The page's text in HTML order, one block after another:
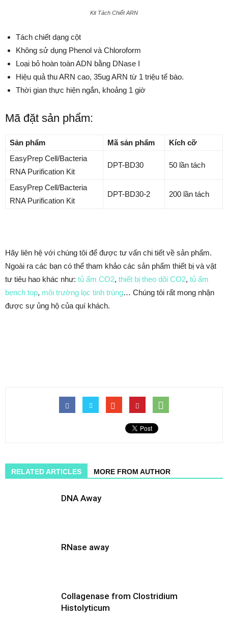
Kit Tách Chiết ARN
Tách chiết dạng cột
Không sử dụng Phenol và Chloroform
Loại bỏ hoàn toàn ADN bằng DNase I
Hiệu quả thu ARN cao, 35ug ARN từ 1 triệu tế bào.
Thời gian thực hiện ngắn, khoảng 1 giờ
Mã đặt sản phẩm:
Sản phẩm Mã sản phẩm
Kích cỡ
EasyPrep Cell/Bacteria
RNA Purification Kit
DPT-BD30 50 lần tách
EasyPrep Cell/Bacteria
RNA Purification Kit
DPT-BD30-2 200 lần tách
Hãy liên hệ với chúng tôi để được tư vấn chi tiết về sản phẩm.
Ngoài ra các bạn có thể tham khảo các sản phẩm thiết bị và vật
tư tiêu hao khác như: tủ ấm CO2, thiết bị theo dõi CO2, tủ ấm
bench top, môi trường lọc tinh trùng… Chúng tôi rất mong nhận
được sự ủng hộ của quí khách.
RELATED ARTICLES MORE FROM AUTHOR
DNA Away
RNase away
Collagenase from Clostridium
Histolyticum